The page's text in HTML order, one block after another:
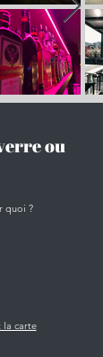
ou
quoi ?
la carte